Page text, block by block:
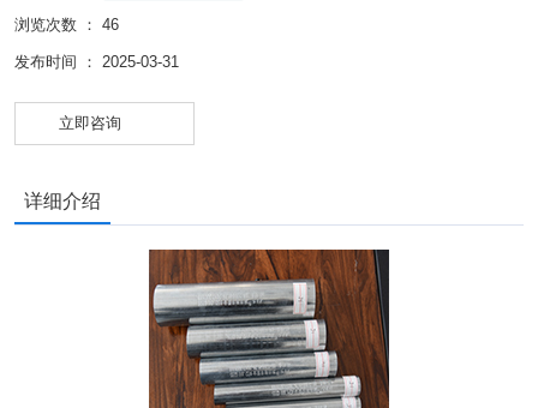
浏览次数 ： 46
发布时间 ： 2025-03-31
立即咨询
详细介绍